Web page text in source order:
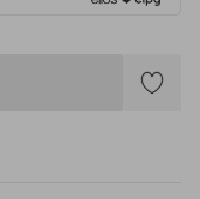
Lisää